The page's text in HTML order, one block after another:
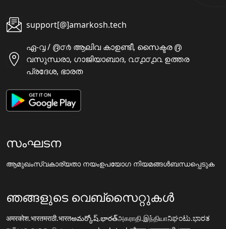
support[@]amarkosh.tech
ഏ-൮ / ൫൦൪ ആലിവ കാഉണ്ടീ, സൈക്ടര ൫
വസുന്ധരാ, ഗാജിയാബാദ, ൨൦൧൦൧൨ ഉത്തര
പ്രദേശ, ഭാരത
സംഘടന
ആമുഖംസ്വകാര്യതാ നയംഉപയോഗ നിയമങ്ങൾബന്ധപ്പെടുക
ഞങ്ങളുടെ വെബ്സൈറ്റുകൾ
अमरकोश.भारतमराठी.भारतఅమర్కోష్.భారత్அகராதி.இந்தியாನಿಘಂಟು.ಭಾರತ